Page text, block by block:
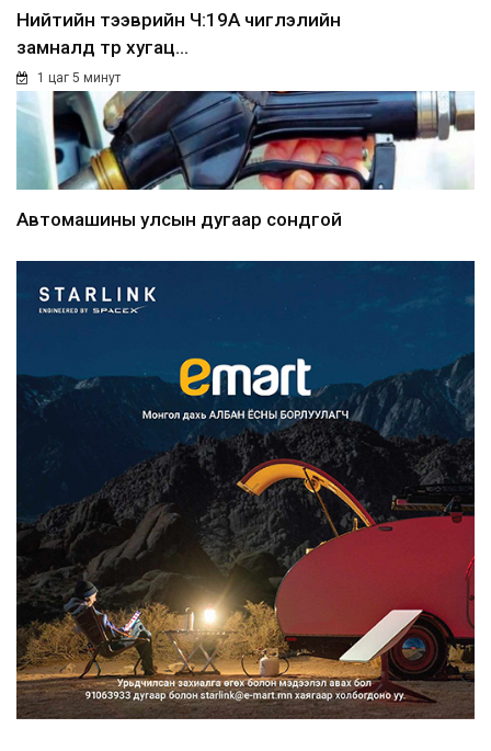
Нийтийн тээврийн Ч:19А чиглэлийн
замналд түр хугац...
1 цаг 5 минут
Автомашины улсын дугаар сондгой
Улаанбаатарт өдөртөө 30 хэм
1 цаг 11 минут
Улсын чанартай хатуу хучилттай
авто замын талаас и...
2026/08/06